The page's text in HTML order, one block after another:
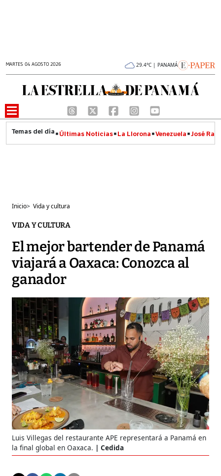
MARTES 04 AGOSTO 2026 29.4°C | PANAMÁ
Últimas Noticias La Llorona Venezuela José
Inicio> Vida y cultura
VIDA Y CULTURA
El mejor bartender de Panamá
viajará a Oaxaca: Conozca al
ganador
Luis Villegas del restaurante APE representará a Panamá en
la final global en Oaxaca.
Cedida